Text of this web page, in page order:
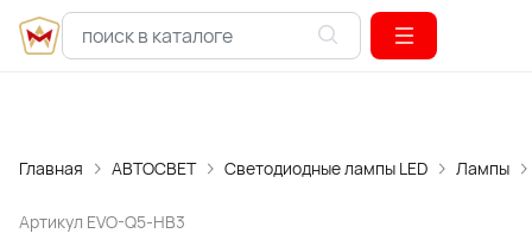
Главная АВТОСВЕТ Светодиодные лампы LED Лампы
Артикул EVO-Q5-HB3